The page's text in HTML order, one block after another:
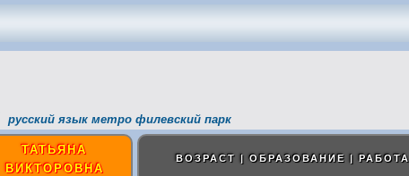
русский язык метро филевский парк
ТАТЬЯНА
ВИКТОРОВНА
ВОЗРАСТ | ОБРАЗОВАНИЕ | РАБОТА